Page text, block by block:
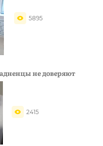
5895
не доверяют
2415